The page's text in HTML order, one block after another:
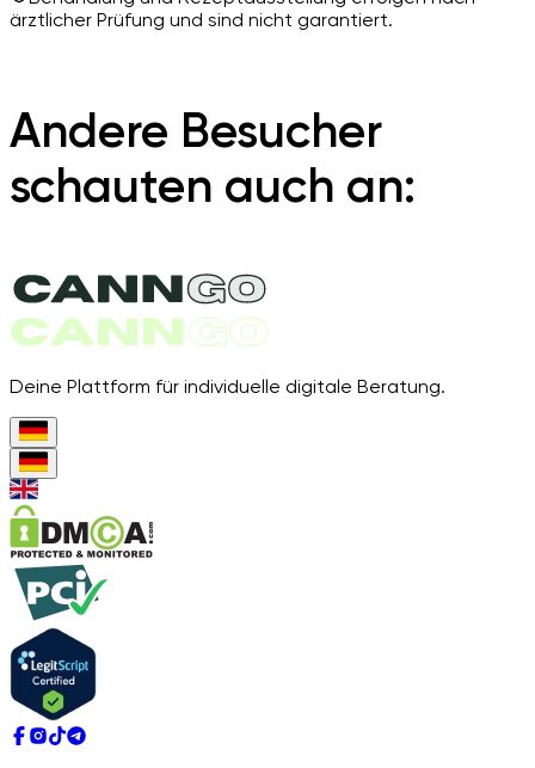
ärztlicher Prüfung und sind nicht garantiert.
Andere Besucher
schauten auch an:
Deine Plattform für individuelle digitale Beratung.